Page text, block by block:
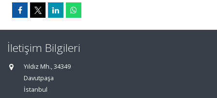
İletişim Bilgileri
Yıldız Mh., 34349
Davutpaşa
İstanbul